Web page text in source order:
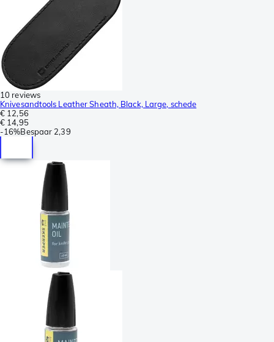
10 reviews
Knivesandtools Leather Sheath, Black, Large, schede
€ 12,56
€ 14,95
-16%Bespaar 2,39